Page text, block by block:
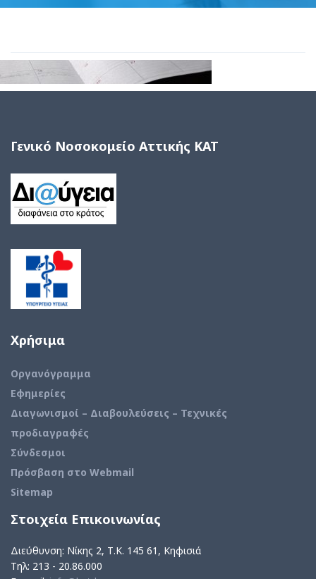
Γενικό Νοσοκομείο Αττικής ΚΑΤ
Χρήσιμα
Οργανόγραμμα
Εφημερίες
Διαγωνισμοί – Διαβουλεύσεις – Τεχνικές
προδιαγραφές
Σύνδεσμοι
Πρόσβαση στο Webmail
Sitemap
Στοιχεία Επικοινωνίας
Διεύθυνση: Νίκης 2, Τ.Κ. 145 61, Κηφισιά
Τηλ: 213 - 20.86.000